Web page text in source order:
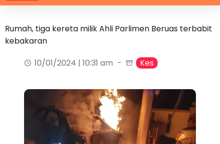
Rumah, tiga kereta milik Ahli Parlimen Beruas terbabit
kebakaran
10/01/2024 | 10:31 am
Kes